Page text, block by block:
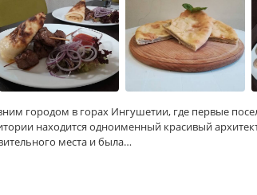
городом в горах Ингушетии, где первые
находится одноименный красивый
места и была…